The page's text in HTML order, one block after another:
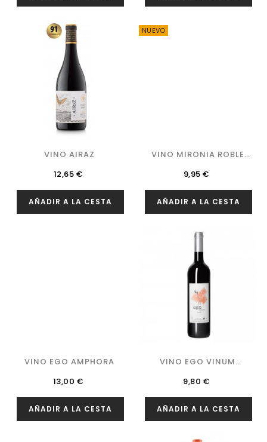
VINO AIRAZ
Precio
12,65 €
AÑADIR A LA CESTA
NUEVO
VINO MIRONIA ROBLE
2020
Precio
9,95 €
AÑADIR A LA CESTA
VINO EGO AMPHORA
Precio
13,00 €
AÑADIR A LA CESTA
VINO EGO VINUM
SYRAH
Precio
9,80 €
AÑADIR A LA CESTA